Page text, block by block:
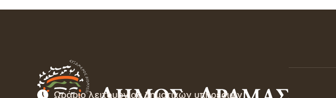
Ωράριο λειτουργίας δημοτικών υπηρεσιών